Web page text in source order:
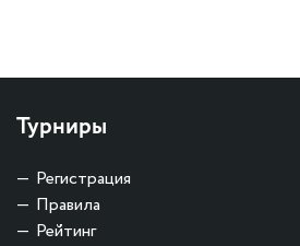
Турниры
Регистрация
Правила
Рейтинг